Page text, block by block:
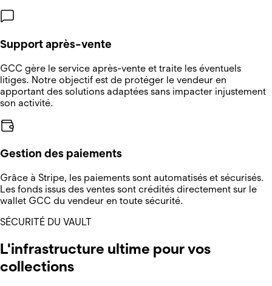
Support après-vente
GCC gère le service après-vente et traite les éventuels
litiges. Notre objectif est de protéger le vendeur en
apportant des solutions adaptées sans impacter injustement
son activité.
Gestion des paiements
Grâce à Stripe, les paiements sont automatisés et sécurisés.
Les fonds issus des ventes sont crédités directement sur le
wallet GCC du vendeur en toute sécurité.
SÉCURITÉ DU VAULT
L'infrastructure ultime pour vos
collections